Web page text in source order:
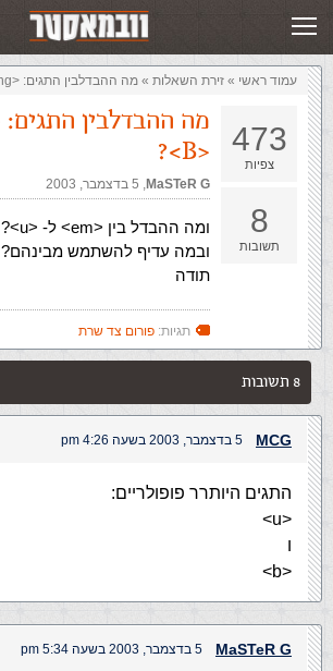
זירת השאלות
עמוד ראשי » ‏זירת השאלות‏ » מה ההבדלבין התגים: <strong> ל- <B>?
473
צפיות
8
תשובות
<B>?
MaSTeR G
,‏ 5 בדצמבר, 2003
ומה ההבדל בין <em> ל- <u>?
ובמה עדיף להשתמש מבינהם?
תודה
תגיות: פורום צד שרת
8 תשובות
MCG 5 בדצמבר, 2003 בשעה 4:26 pm
התגים היותרר פופולריים:
<u>
ו
<b>
MaSTeR G 5 בדצמבר, 2003 בשעה 5:34 pm